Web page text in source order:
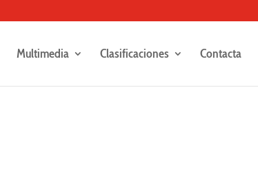
Multimedia Clasificaciones Contacta